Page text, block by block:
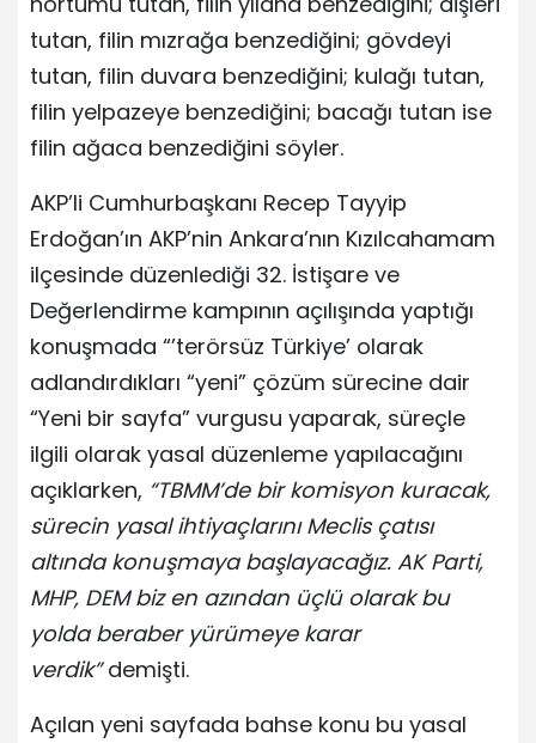
tutan, filin mızrağa benzediğini; gövdeyi
tutan, filin duvara benzediğini; kulağı tutan,
filin yelpazeye benzediğini; bacağı tutan ise
filin ağaca benzediğini söyler.
AKP’li Cumhurbaşkanı Recep Tayyip
Erdoğan’ın AKP’nin Ankara’nın Kızılcahamam
ilçesinde düzenlediği 32. İstişare ve
Değerlendirme kampının açılışında yaptığı
konuşmada “’terörsüz Türkiye’ olarak
adlandırdıkları “yeni” çözüm sürecine dair
“Yeni bir sayfa” vurgusu yaparak, süreçle
ilgili olarak yasal düzenleme yapılacağını
açıklarken, “TBMM’de bir komisyon kuracak,
sürecin yasal ihtiyaçlarını Meclis çatısı
altında konuşmaya başlayacağız. AK Parti,
MHP, DEM biz en azından üçlü olarak bu
yolda beraber yürümeye karar
verdik”demişti.
Açılan yeni sayfada bahse konu bu yasal